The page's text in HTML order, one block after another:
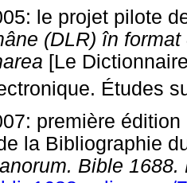
le projet pilote
(DLR) în
[Le
Études
première
la Bibliographie
Bible